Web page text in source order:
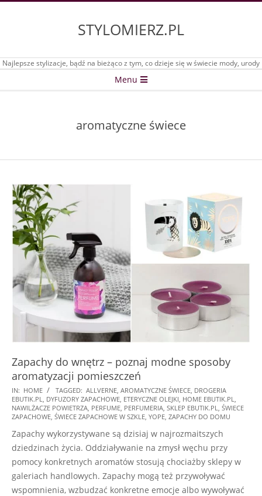
STYLOMIERZ.PL
Najlepsze stylizacje, bądź na bieżąco z tym, co dzieje się w świecie mody, urody
Menu
aromatyczne świece
Zapachy do wnętrz – poznaj modne sposoby
aromatyzacji pomieszczeń
2024-
11-
15
IN: HOME TAGGED: ALLVERNE AROMATYCZNE ŚWIECE DROGERIA
EBUTIK.PL
DYFUZORY ZAPACHOWE ETERYCZNE OLEJKI HOME EBUTIK.PL
NAWILŻACZE POWIETRZA PERFUME PERFUMERIA SKLEP EBUTIK.PL
ŚWIECE
ZAPACHOWE ŚWIECE ZAPACHOWE W SZKLE YOPE ZAPACHY DO DOMU
Zapachy wykorzystywane są dzisiaj w najrozmaitszych
dziedzinach życia. Oddziaływanie na zmysł węchu przy
pomocy konkretnych aromatów stosują chociażby sklepy w
galeriach handlowych. Zapachy mogą też przywoływać
wspomnienia, wzbudzać konkretne emocje albo wywoływać